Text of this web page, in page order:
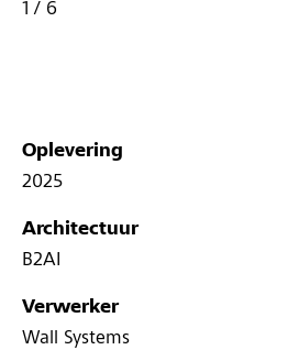
1 / 6
Oplevering
2025
Architectuur
B2AI
Verwerker
Wall Systems